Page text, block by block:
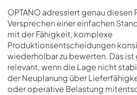
OPTANO adressiert genau diesen
Versprechen einer einfachen
mit der Fähigkeit, komplexe
Produktionsentscheidungen
wiederholbar zu bewerten. Das ist
relevant, wenn die Lage nicht
der Neuplanung über
oder operative Belastung